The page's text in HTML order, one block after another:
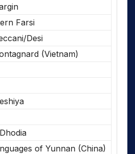
Farsi
Desi
(Vietnam)
of Yunnan (China)